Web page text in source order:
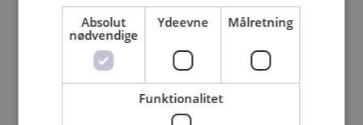
Absolut
nødvendige
Ydeevne Målretning
Funktionalitet